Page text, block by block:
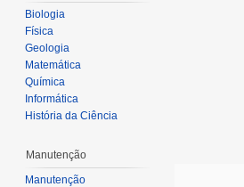
Biologia
Física
Geologia
Matemática
Química
Informática
História da Ciência
Manutenção
Manutenção